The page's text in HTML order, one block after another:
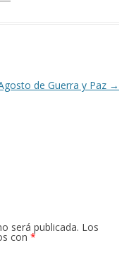
de Guerra y Paz →
será publicada. Los
con *